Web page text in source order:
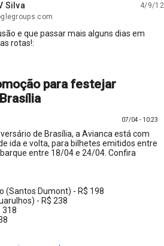
Silva
4/9/12
e que passar mais alguns dias em
rotas!:
para festejar
07/04 - 10:23
de Brasília, a Avianca está com
ida e volta, para bilhetes emitidos entre
entre 18/04 e 24/04. Confira
(Santos Dumont) - R$ 198
- R$ 238
318